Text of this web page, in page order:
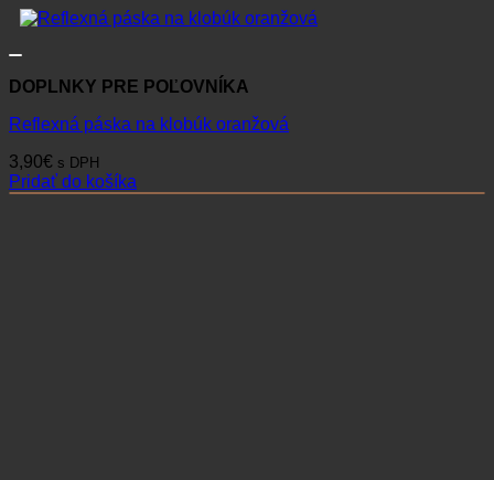
DOPLNKY PRE POĽOVNÍKA
Reflexná páska na klobúk oranžová
3,90€ s DPH
Pridať do košíka